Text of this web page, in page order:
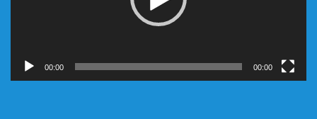
00:00 00:00